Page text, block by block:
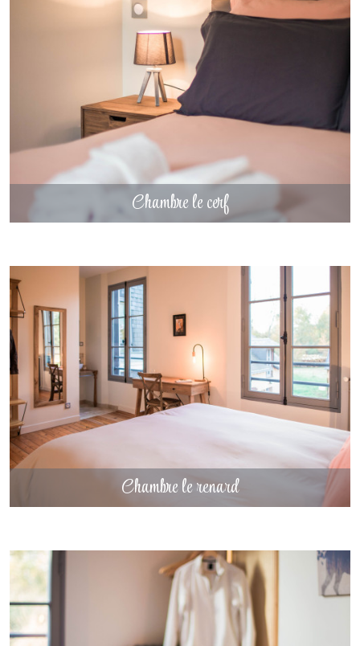
Les noms et l’ambiance des chambres rappellent les animaux et la
nature, en harmonie avec l’esprit du Domaine de Toukalya, un lieu où
l’on prend le temps de se reconnecter à l’essentiel.
Les matières naturelles, les couleurs douces et la lumière apportent
une atmosphère propice au repos et à la détente.
Un lieu idéal pour les séjours en groupe
Grâce à ses chambres confortables et bien réparties, le gîte peut
accueillir jusqu’à 15 personnes, ce qui en fait une solution idéale pour
un week-end en famille
un événement ou un séminaire près du Mans
un séjour lors des grands événements du circuit comme les 24
Heures du Mans
Chaque chambre permet de préserver l’intimité de chacun tout en
profitant de la convivialité des espaces communs du domaine.
Un réveil en pleine nature
Au matin, les visiteurs peuvent profiter du calme de la campagne
sarthoise et du cadre naturel du domaine.
Le chant des oiseaux, la vue sur le parc et la proximité de la nature
offrent un réveil doux et apaisant, loin de l’agitation du quotidien.
créer des souvenirs précieux.
Chambre le cerf
Chambre le cerf
Chambre le renard
Chambre le renard
DÉCOUVRIR